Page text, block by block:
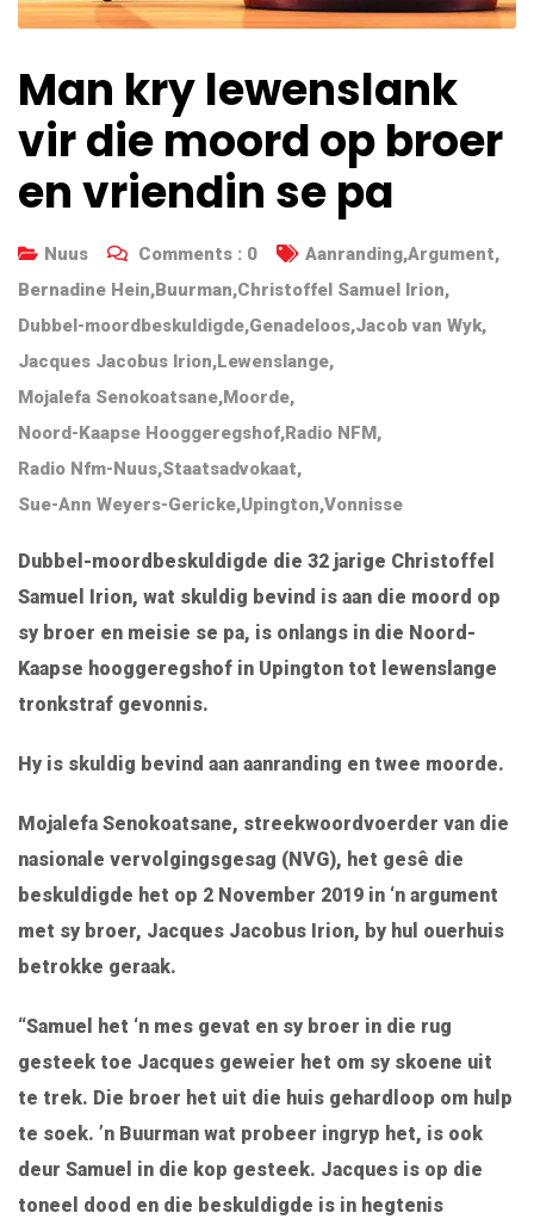
Man kry lewenslank
vir die moord op broer
en vriendin se pa
Nuus Comments : 0 Aanranding,Argument,
Bernadine Hein,Buurman,Christoffel Samuel Irion,
Dubbel-moordbeskuldigde,Genadeloos,Jacob van Wyk,
Jacques Jacobus Irion,Lewenslange,
Mojalefa Senokoatsane,Moorde,
Noord-Kaapse Hooggeregshof,Radio NFM ,
Radio Nfm-Nuus,Staatsadvokaat,
Sue-Ann Weyers-Gericke,Upington,Vonnisse
Dubbel-moordbeskuldigde die 32 jarige Christoffel
Samuel Irion, wat skuldig bevind is aan die moord op
sy broer en meisie se pa, is onlangs in die Noord-
Kaapse hooggeregshof in Upington tot lewenslange
tronkstraf gevonnis.
Hy is skuldig bevind aan aanranding en twee moorde.
Mojalefa Senokoatsane, streekwoordvoerder van die
nasionale vervolgingsgesag (NVG), het gesê die
beskuldigde het op 2 November 2019 in ‘n argument
met sy broer, Jacques Jacobus Irion, by hul ouerhuis
betrokke geraak.
“Samuel het ‘n mes gevat en sy broer in die rug
gesteek toe Jacques geweier het om sy skoene uit
te trek. Die broer het uit die huis gehardloop om hulp
te soek. ’n Buurman wat probeer ingryp het, is ook
deur Samuel in die kop gesteek. Jacques is op die
toneel dood en die beskuldigde is in hegtenis